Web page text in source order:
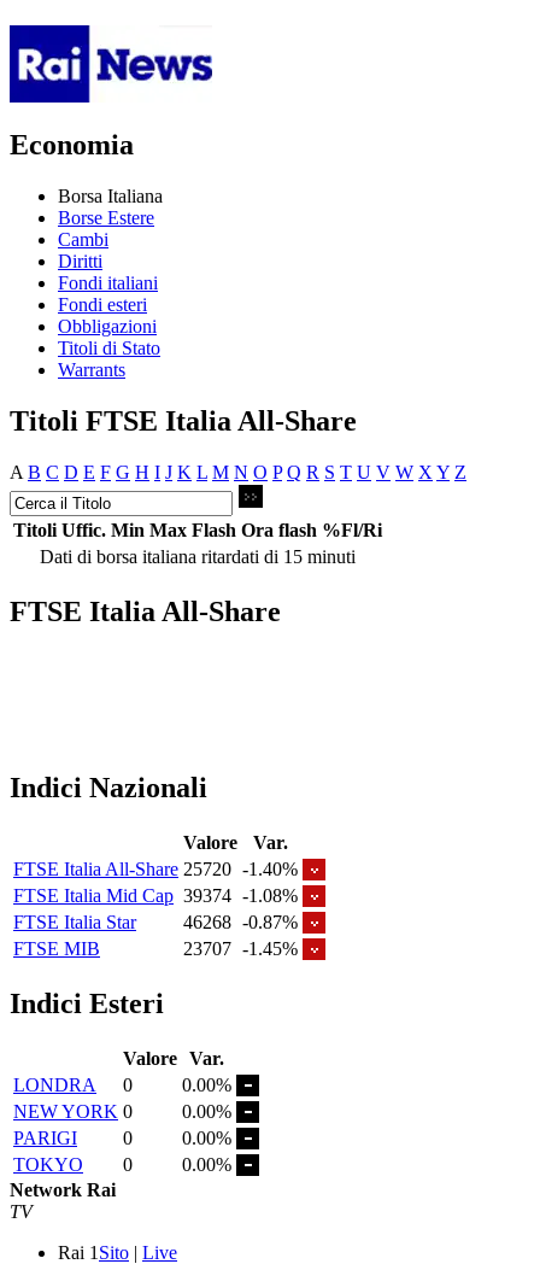
Economia
Borsa Italiana
Borse Estere
Cambi
Diritti
Fondi italiani
Fondi esteri
Obbligazioni
Titoli di Stato
Warrants
Titoli FTSE Italia All-Share
A B C D E F G H I J K L M N O P Q R S T U V W X Y Z
Titoli Uffic. Min Max Flash Ora flash %Fl/Ri
Dati di borsa italiana ritardati di 15 minuti
FTSE Italia All-Share
Indici Nazionali
Valore
Var.
FTSE Italia All-Share 25720 -1.40%
FTSE Italia Mid Cap 39374 -1.08%
FTSE Italia Star
46268 -0.87%
FTSE MIB
23707 -1.45%
Indici Esteri
Valore Var.
LONDRA
0
0.00%
NEW YORK 0
0.00%
PARIGI
0
0.00%
TOKYO
0
0.00%
Network Rai
TV
Rai 1 Sito | Live